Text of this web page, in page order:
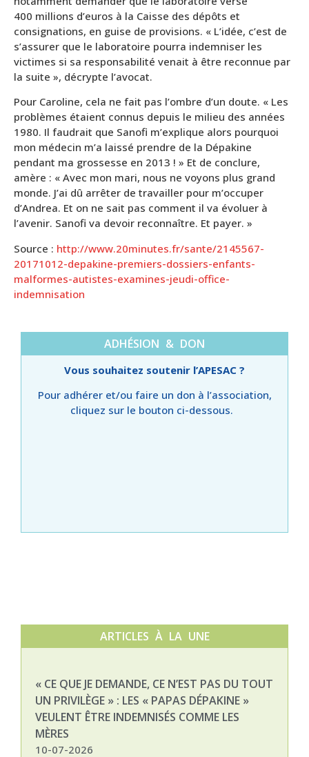
400 millions d’euros à la Caisse des dépôts et
consignations, en guise de provisions. « L’idée, c’est de
s’assurer que le laboratoire pourra indemniser les
victimes si sa responsabilité venait à être reconnue par
la suite », décrypte l’avocat.
Pour Caroline, cela ne fait pas l’ombre d’un doute. « Les
problèmes étaient connus depuis le milieu des années
1980. Il faudrait que Sanofi m’explique alors pourquoi
mon médecin m’a laissé prendre de la Dépakine
pendant ma grossesse en 2013 ! » Et de conclure,
amère : « Avec mon mari, nous ne voyons plus grand
monde. J’ai dû arrêter de travailler pour m’occuper
d’Andrea. Et on ne sait pas comment il va évoluer à
l’avenir. Sanofi va devoir reconnaître. Et payer. »
Source : http://www.20minutes.fr/sante/2145567-
20171012-depakine-premiers-dossiers-enfants-
malformes-autistes-examines-jeudi-office-
indemnisation
ADHÉSION & DON
Vous souhaitez soutenir l’APESAC ?
Pour adhérer et/ou faire un don à l’association,
cliquez sur le bouton ci-dessous.
ARTICLES À LA UNE
« CE QUE JE DEMANDE, CE N’EST PAS DU TOUT
UN PRIVILÈGE » : LES « PAPAS DÉPAKINE »
VEULENT ÊTRE INDEMNISÉS COMME LES
MÈRES
10-07-2026